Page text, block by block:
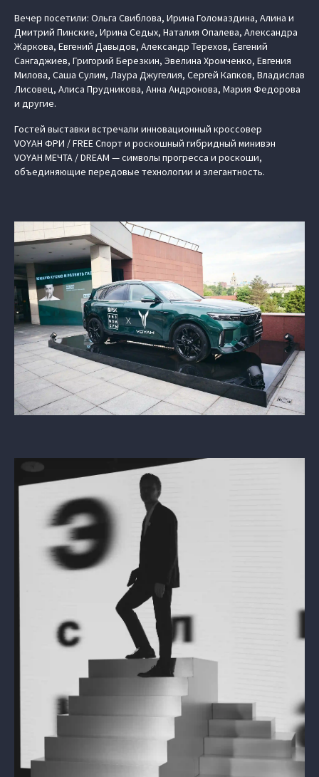
Вечер посетили: Ольга Свиблова, Ирина Голомаздина, Алина и
Дмитрий Пинские, Ирина Седых, Наталия Опалева, Александра
Жаркова, Евгений Давыдов, Александр Терехов, Евгений
Сангаджиев, Григорий Березкин, Эвелина Хромченко, Евгения
Милова, Саша Сулим, Лаура Джугелия, Сергей Капков, Владислав
Лисовец, Алиса Прудникова, Анна Андронова, Мария Федорова
и другие.
Гостей выставки встречали инновационный кроссовер
VOYAH ФРИ / FREE Спорт и роскошный гибридный минивэн
VOYAH МЕЧТА / DREAM — символы прогресса и роскоши,
объединяющие передовые технологии и элегантность.